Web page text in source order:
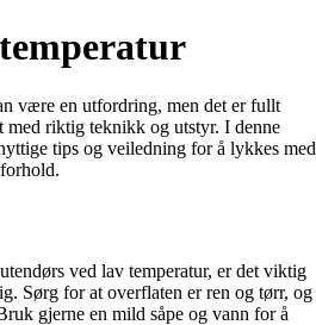
være en utfordring, men det er fullt
med riktig teknikk og utstyr. I denne
tips og veiledning for å lykkes med
ved lav temperatur, er det viktig
Sørg for at overflaten er ren og tørr, og
gjerne en mild såpe og vann for å